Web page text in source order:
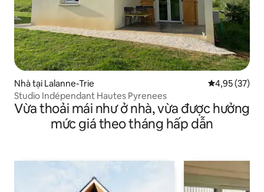
Nhà tại Lalanne-Trie Xếp hạng
4,95 (37)
Studio Indépendant Hautes Pyrenees
Vừa thoải mái như ở nhà, vừa được hưởng
mức giá theo tháng hấp dẫn